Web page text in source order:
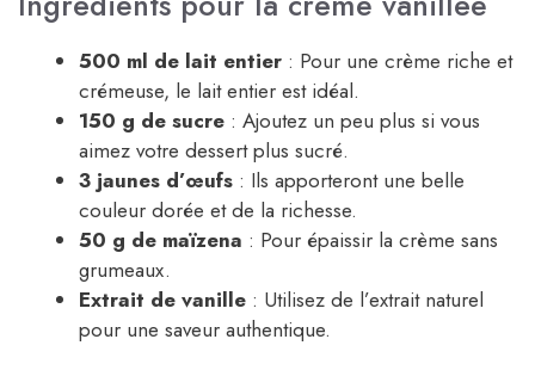
500 ml de lait entier : Pour une crème riche et
crémeuse, le lait entier est idéal.
150 g de sucre : Ajoutez un peu plus si vous
aimez votre dessert plus sucré.
3 jaunes d’œufs : Ils apporteront une belle
couleur dorée et de la richesse.
50 g de maïzena : Pour épaissir la crème sans
grumeaux.
Extrait de vanille : Utilisez de l’extrait naturel
pour une saveur authentique.